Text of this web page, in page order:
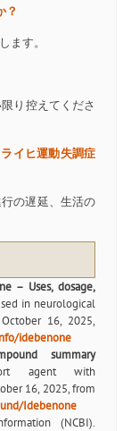
？
ます。
り控えてくださ
イヒ運動失調症
の遅延、生活の
– Uses, dosage,
in neurological
16, 2025,
idebenone
summary
agent with
16, 2025, from
Idebenone
(NCBI).